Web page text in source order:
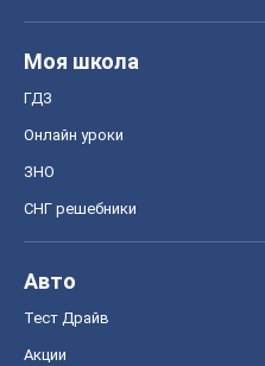
Моя школа
ГДЗ
Онлайн уроки
ЗНО
СНГ решебники
Авто
Тест Драйв
Акции